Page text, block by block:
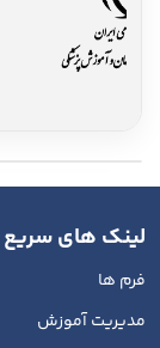
لینک های سریع
فرم ها
مدیریت آموزش